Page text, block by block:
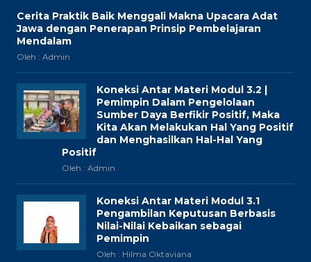
Cerita Praktik Baik Menggali Makna Upacara Adat
Jawa dengan Penerapan Prinsip Pembelajaran
Mendalam
Oleh : Admin
Koneksi Antar Materi Modul 3.2 |
Pemimpin Dalam Pengelolaan
Sumber Daya Berfikir Positif, Maka
Kita Akan Melakukan Hal Yang Positif
dan Menghasilkan Hal-Hal Yang
Positif
Oleh : Admin
Koneksi Antar Materi Modul 3.1
Pengambilan Keputusan Berbasis
Nilai-Nilai Kebaikan sebagai
Pemimpin
Oleh : Hilma Oktaviana